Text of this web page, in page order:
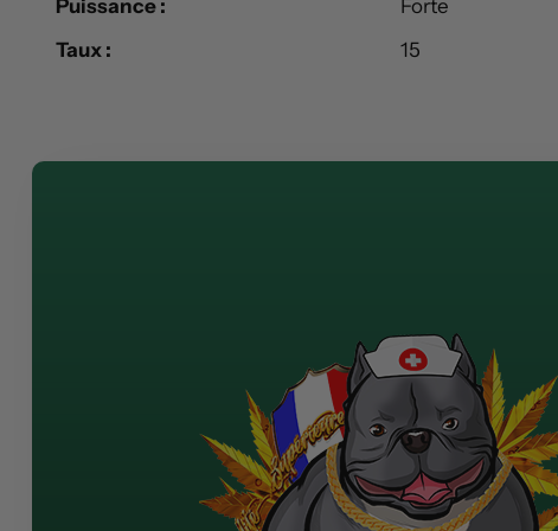
Puissance :
Forte
Taux :
15